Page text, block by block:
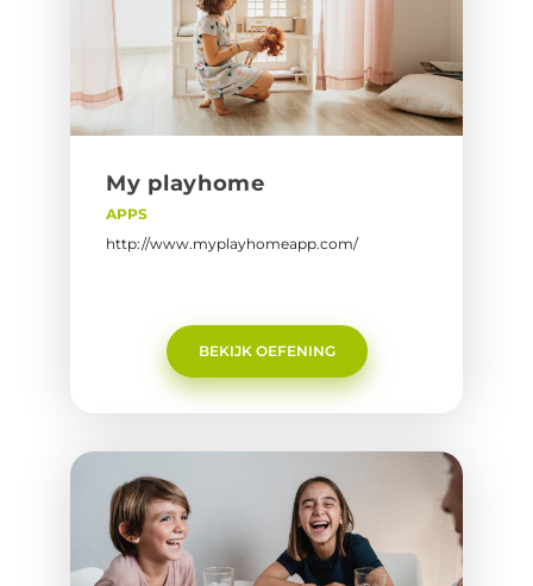
My play­ho­me
APPS
http://www.myplayhomeapp.com/
BEKIJK OEFENING